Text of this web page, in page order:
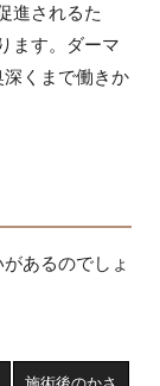
進されるた
ます。ダーマ
くまで働きか
あるのでしょ